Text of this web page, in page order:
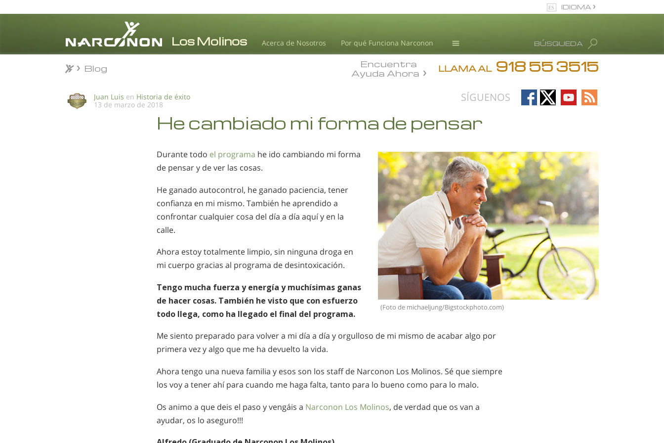
Acerca de Nosotros Por qué Funciona Narconon
L. Ronald Hubbard
BÚSQUEDA
IDIOMA
Todas las Regiones/Idiomas
LLAMA AL 918 55 3515
Encuentra
Ayuda Ahora
Blog
SÍGUENOS
Follow
on
Follow
on
Follow
on
Follow
on
Juan Luis en Historia de éxito
13 de marzo de 2018
He cambiado mi forma de pensar
(Foto de michaeljung/Bigstockphoto.com)
Durante todo el programa he ido cambiando mi forma
de pensar y de ver las cosas.
He ganado autocontrol, he ganado paciencia, tener
confianza en mi mismo. También he aprendido a
confrontar cualquier cosa del día a día aquí y en la
calle.
Ahora estoy totalmente limpio, sin ninguna droga en
mi cuerpo gracias al programa de desintoxicación.
Tengo mucha fuerza y energía y muchísimas ganas
de hacer cosas. También he visto que con esfuerzo
todo llega, como ha llegado el final del programa.
Me siento preparado para volver a mi día a día y orgulloso de mi mismo de acabar algo por
primera vez y algo que me ha devuelto la vida.
Ahora tengo una nueva familia y esos son los staff de Narconon Los Molinos. Sé que siempre
los voy a tener ahí para cuando me haga falta, tanto para lo bueno como para lo malo.
Os animo a que deis el paso y vengáis a Narconon Los Molinos, de verdad que os van a
ayudar, os lo aseguro!!!
Blog